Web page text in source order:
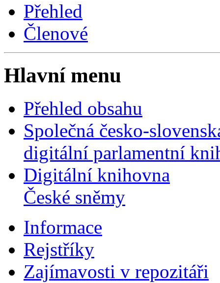
Přehled
Členové
Hlavní menu
Přehled obsahu
Společná česko-
digitální parlamentní
Digitální knihovna
České sněmy
Informace
Rejstříky
Zajímavosti v repozitáři